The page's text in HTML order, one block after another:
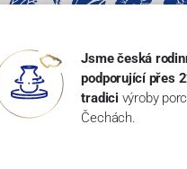
Jsme česká
podporující přes
tradici výroby
Čechách.